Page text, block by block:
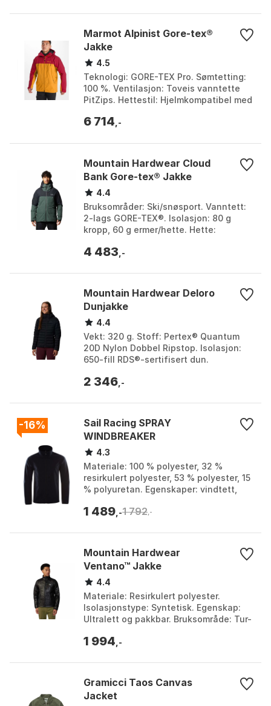
Marmot Alpinist Gore-tex®
Jakke
4.5
Teknologi: GORE-TEX Pro. Sømtetting:
100 %. Ventilasjon: Toveis vanntette
PitZips. Hettestil: Hjelmkompatibel med
golden...
6 714 ,-
Mountain Hardwear Cloud
Bank Gore-tex® Jakke
4.4
Bruksområder: Ski/snøsport. Vanntett:
2-lags GORE-TEX®. Isolasjon: 80 g
kropp, 60 g ermer/hette. Hette:
Farge: Black spru...
4 483 ,-
Mountain Hardwear Deloro
Dunjakke
4.4
Vekt: 320 g. Stoff: Pertex® Quantum
20D Nylon Dobbel Ripstop. Isolasjon:
650-fill RDS®-sertifisert dun.
lomme, værbestandig. ...
2 346 ,-
-16%
Sail Racing SPRAY
WINDBREAKER
4.3
Materiale: 100 % polyester, 32 %
resirkulert polyester, 53 % polyester, 15
% polyuretan. Egenskaper: vindtett,
DWR-behandling...
1 489 ,-1 792 ,-
Mountain Hardwear
Ventano™ Jakke
4.4
Materiale: Resirkulert polyester.
Isolasjonstype: Syntetisk. Egenskap:
Ultralett og pakkbar. Bruksområde: Tur-
caspian. ...
1 994 ,-
Gramicci Taos Canvas
Jacket